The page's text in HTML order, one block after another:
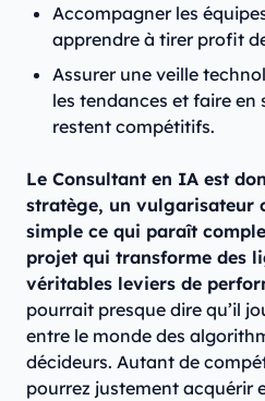
Accompagner les
apprendre à tirer profit
Assurer une veille
les tendances et faire en
restent compétitifs.
Le Consultant en IA est
stratège, un vulgarisateur
simple ce qui paraît
projet qui transforme des
véritables leviers de
pourrait presque dire qu’il
entre le monde des
décideurs. Autant de
pourrez justement acquérir